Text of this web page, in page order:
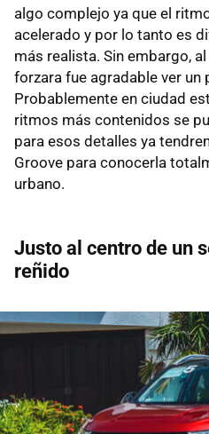
algo complejo ya que el
acelerado y por lo tanto es
más realista. Sin embargo,
forzara fue agradable ver un
Probablemente en ciudad
ritmos más contenidos se
para esos detalles ya
Groove para conocerla
urbano.
Justo al centro de un
reñido